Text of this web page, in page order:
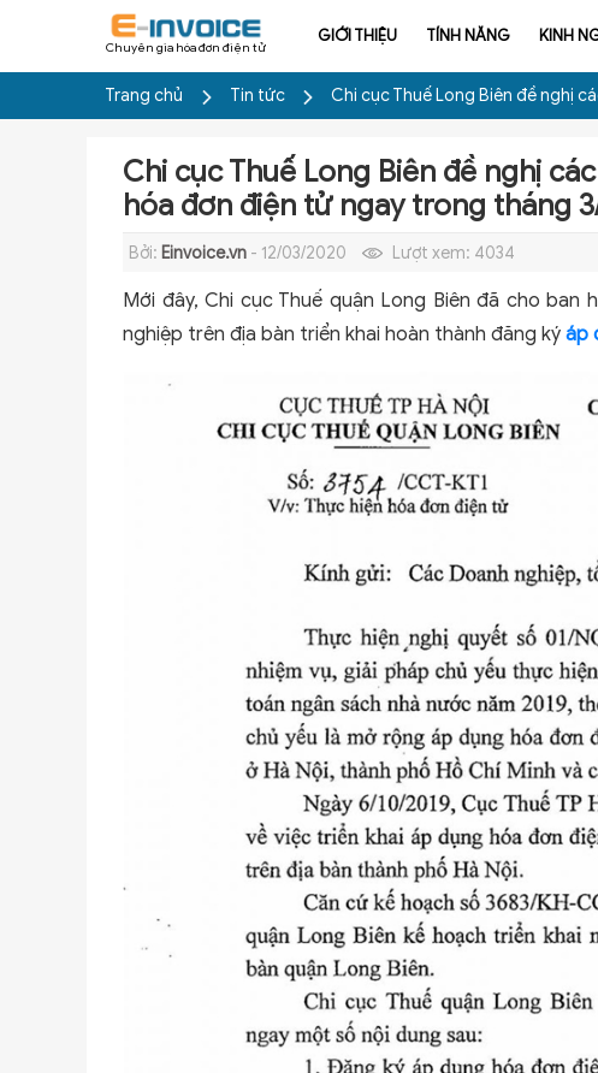
Chuyên gia hóa đơn điện tử
GIỚI THIỆU TÍNH NĂNG KINH
Trang chủ Tin tức Chi cục Thuế Long Biên đề nghị
Chi cục Thuế Long Biên đề nghị
hóa đơn điện tử ngay trong tháng
Bởi: Einvoice.vn - 12/03/2020 Lượt xem: 4034
Mới đây, Chi cục Thuế quận Long Biên đã cho ban
nghiệp trên địa bàn triển khai hoàn thành đăng ký áp